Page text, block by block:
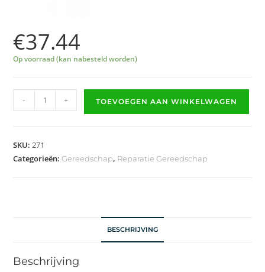
€37.44
Op voorraad (kan nabesteld worden)
- + TOEVOEGEN AAN WINKELWAGEN
SKU:271
Categorieën:Gereedschap, Reparatie Gereedschap
BESCHRIJVING
Beschrijving